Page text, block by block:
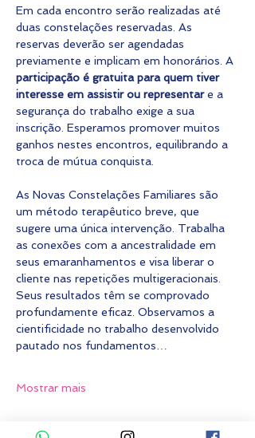
Em cada encontro serão realizadas até
duas constelações reservadas. As
reservas deverão ser agendadas
previamente e implicam em honorários. A
participação é gratuita para quem tiver
interesse em assistir ou representar e a
segurança do trabalho exige a sua
inscrição. Esperamos promover muitos
ganhos nestes encontros, equilibrando a
troca de mútua conquista.
As Novas Constelações Familiares são
um método terapêutico breve, que
sugere uma única intervenção. Trabalha
as conexões com a ancestralidade em
seus emaranhamentos e visa liberar o
cliente nas repetições multigeracionais.
Seus resultados têm se comprovado
profundamente eficaz. Observamos a
cientificidade no trabalho desenvolvido
pautado nos fundamentos…
Mostrar mais
Fazer inscrição